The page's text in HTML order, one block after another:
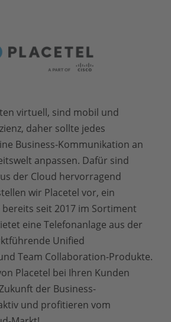
virtuell, sind mobil und
daher sollte jedes
Business-Kommunikation an
anpassen. Dafür sind
der Cloud hervorragend
wir Placetel vor, ein
seit 2017 im Sortiment
eine Telefonanlage aus der
Unified
Team Collaboration-Produkte.
Placetel bei Ihren Kunden
der Business-
und profitieren vom